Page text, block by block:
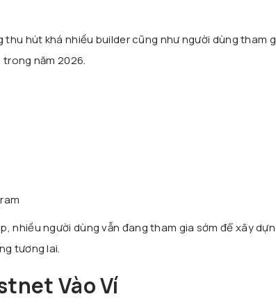
hút khá nhiều builder cũng như người dùng tham
năm 2026.
nhiều người dùng vẫn đang tham gia sớm để xây
tương lai.
Vào Ví